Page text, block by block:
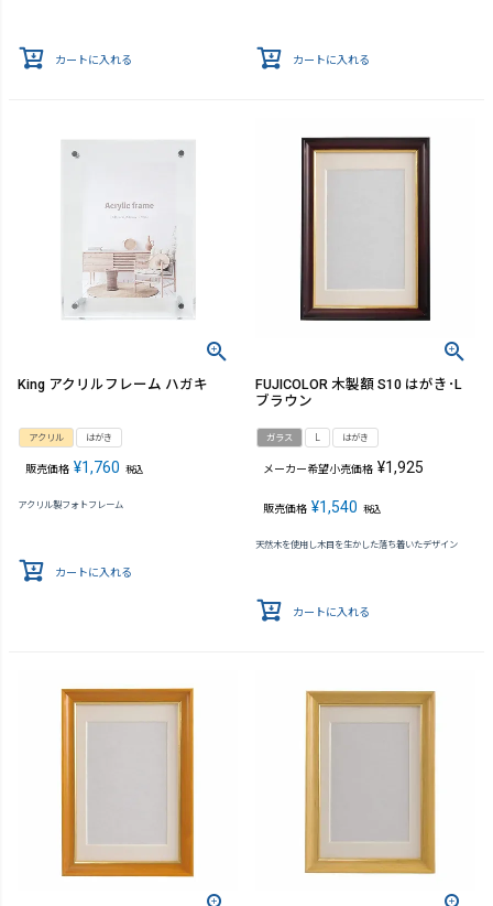
カートに入れる カートに入れる
King アクリルフレーム ハガキ
アクリル はがき
販売価格 ¥1,760 税込
アクリル製フォトフレーム
カートに入れる
FUJICOLOR 木製額 S10 はがき･L
ブラウン
ガラス L はがき
メーカー希望小売価格 ¥1,925
販売価格 ¥1,540 税込
天然木を使用し木目を生かした落ち着いたデザイン
カートに入れる